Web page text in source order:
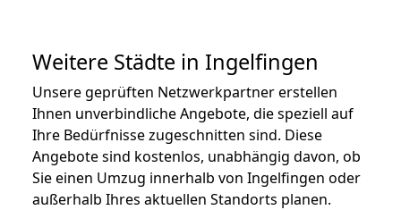
Weitere Städte in Ingelfingen
Unsere geprüften Netzwerkpartner erstellen
Ihnen unverbindliche Angebote, die speziell auf
Ihre Bedürfnisse zugeschnitten sind. Diese
Angebote sind kostenlos, unabhängig davon, ob
Sie einen Umzug innerhalb von Ingelfingen oder
außerhalb Ihres aktuellen Standorts planen.